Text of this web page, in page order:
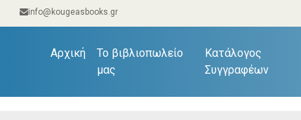
info@kougeasbooks.gr
Αρχική(current)
Το βιβλιοπωλείο
μας
Κατάλογος
Συγγραφέων